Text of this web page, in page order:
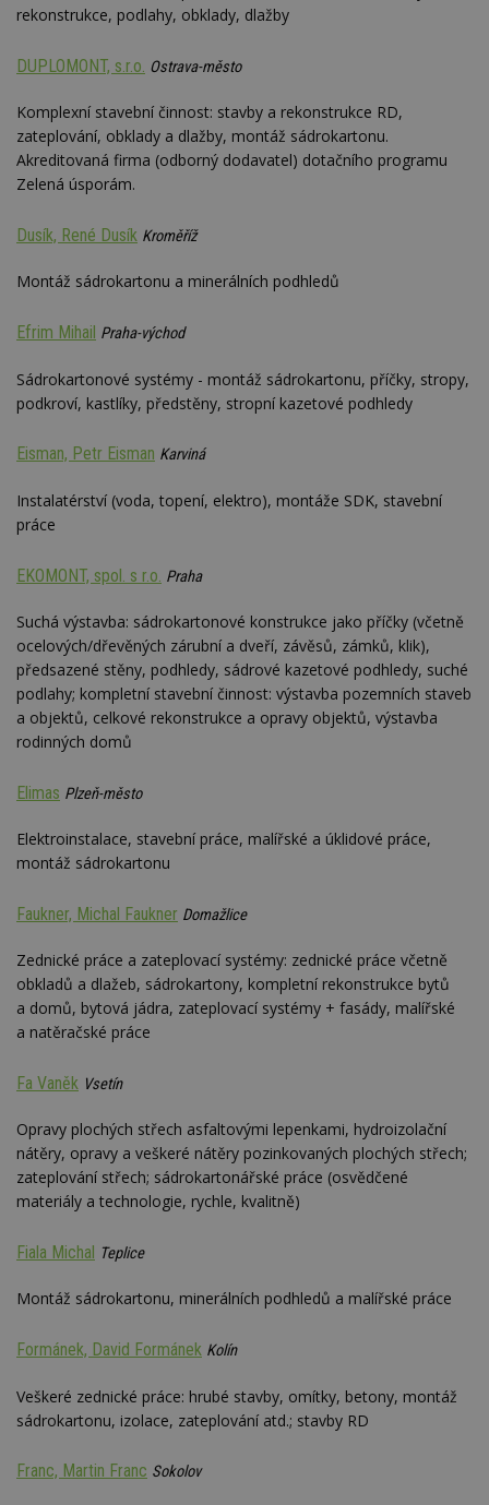
rekonstrukce, podlahy, obklady, dlažby
DUPLOMONT, s.r.o. Ostrava-město
Komplexní stavební činnost: stavby a rekonstrukce RD,
zateplování, obklady a dlažby, montáž sádrokartonu.
Akreditovaná firma (odborný dodavatel) dotačního programu
Zelená úsporám.
Dusík, René Dusík Kroměříž
Montáž sádrokartonu a minerálních podhledů
Efrim Mihail Praha-východ
Sádrokartonové systémy - montáž sádrokartonu, příčky, stropy,
podkroví, kastlíky, předstěny, stropní kazetové podhledy
Eisman, Petr Eisman Karviná
Instalatérství (voda, topení, elektro), montáže SDK, stavební
práce
EKOMONT, spol. s r.o. Praha
Suchá výstavba: sádrokartonové konstrukce jako příčky (včetně
ocelových/dřevěných zárubní a dveří, závěsů, zámků, klik),
předsazené stěny, podhledy, sádrové kazetové podhledy, suché
podlahy; kompletní stavební činnost: výstavba pozemních staveb
a objektů, celkové rekonstrukce a opravy objektů, výstavba
rodinných domů
Elimas Plzeň-město
Elektroinstalace, stavební práce, malířské a úklidové práce,
montáž sádrokartonu
Faukner, Michal Faukner Domažlice
Zednické práce a zateplovací systémy: zednické práce včetně
obkladů a dlažeb, sádrokartony, kompletní rekonstrukce bytů
a domů, bytová jádra, zateplovací systémy + fasády, malířské
a natěračské práce
Fa Vaněk Vsetín
Opravy plochých střech asfaltovými lepenkami, hydroizolační
nátěry, opravy a veškeré nátěry pozinkovaných plochých střech;
zateplování střech; sádrokartonářské práce (osvědčené
materiály a technologie, rychle, kvalitně)
Fiala Michal Teplice
Montáž sádrokartonu, minerálních podhledů a malířské práce
Formánek, David Formánek Kolín
Veškeré zednické práce: hrubé stavby, omítky, betony, montáž
sádrokartonu, izolace, zateplování atd.; stavby RD
Franc, Martin Franc Sokolov